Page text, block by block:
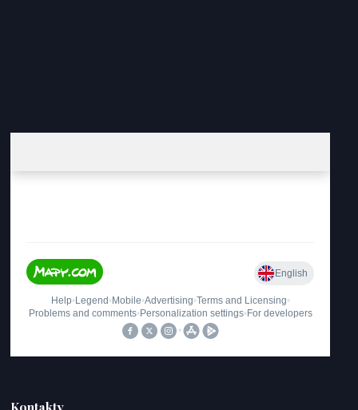
Kontakty